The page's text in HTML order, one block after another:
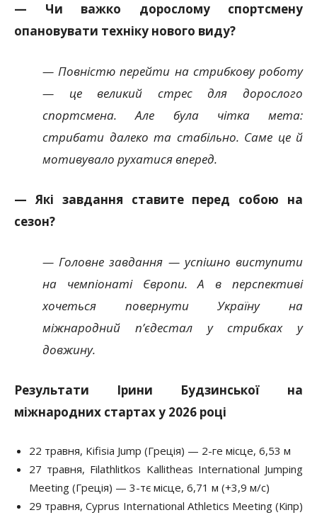
— Чи важко дорослому спортсмену
опановувати техніку нового виду?
— Повністю перейти на стрибкову роботу
— це великий стрес для дорослого
спортсмена. Але була чітка мета:
стрибати далеко та стабільно. Саме це й
мотивувало рухатися вперед.
— Які завдання ставите перед собою на
сезон?
— Головне завдання — успішно виступити
на чемпіонаті Європи. А в перспективі
хочеться повернути Україну на
міжнародний п’єдестал у стрибках у
довжину.
Результати Ірини Будзинської на
міжнародних стартах у 2026 році
22 травня, Kifisia Jump (Греція) — 2-ге місце, 6,53 м
27 травня, Filathlitkos Kallitheas International Jumping
Meeting (Греція) — 3-тє місце, 6,71 м (+3,9 м/с)
29 травня, Cyprus International Athletics Meeting (Кіпр)